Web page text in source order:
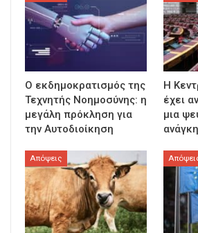
Ο εκδημοκρατισμός της
Τεχνητής Νοημοσύνης: η
μεγάλη πρόκληση για
την Αυτοδιοίκηση
Η
έχει
μια
Απόψεις